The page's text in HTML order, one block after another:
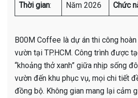
Thời gian: Năm 2026 Chức
B00M Coffee là dự án thi công
vườn tại TP.HCM. Công trình được
“khoảng thở xanh” giữa nhịp sống
vườn đến khu phục vụ, mọi chi tiết
đồng bộ. Không gian mang lại cảm